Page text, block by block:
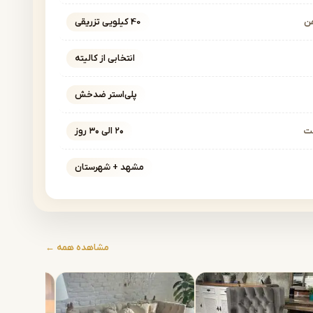
40 کیلویی تزریقی
انتخابی از کالیته
پلی‌استر ضدخش
۲۰ الی ۳۰ روز
مشهد + شهرستان
مشاهده همه ←